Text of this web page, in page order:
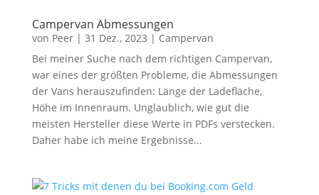
Campervan Abmessungen
von Peer| 31 Dez., 2023 | Campervan
Bei meiner Suche nach dem richtigen Campervan,
war eines der größten Probleme, die Abmessungen
der Vans herauszufinden: Länge der Ladefläche,
Höhe im Innenraum. Unglaublich, wie gut die
meisten Hersteller diese Werte in PDFs verstecken.
Daher habe ich meine Ergebnisse...